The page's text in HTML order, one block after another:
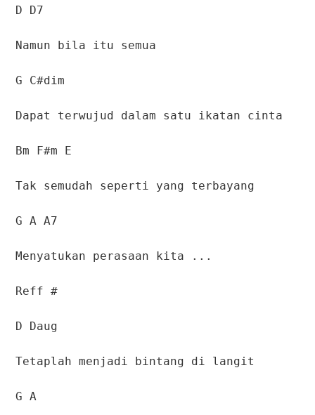
D D7
Namun bila itu semua
G C#dim
Dapat terwujud dalam satu ikatan cinta
Bm F#m E
Tak semudah seperti yang terbayang
G A A7
Menyatukan perasaan kita ...
Reff #
D Daug
Tetaplah menjadi bintang di langit
G A